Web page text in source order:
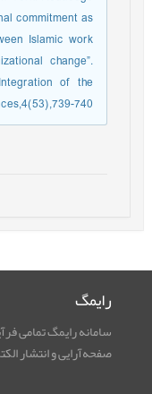
commitment as
Islamic work
change”.
of the
740
رایمگ
سامانه رایمگ تمامی
صفحه‌آرایی و انتشار